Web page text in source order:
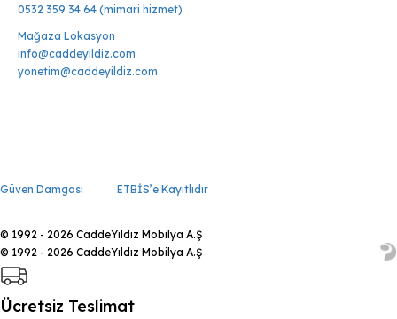
0532 359 34 64 (mimari hizmet)
Mağaza Lokasyon
info@caddeyildiz.com
yonetim@caddeyildiz.com
Güven Damgası ETBİS’e Kayıtlıdır
© 1992 - 2026 CaddeYıldız Mobilya A.Ş
© 1992 - 2026 CaddeYıldız Mobilya A.Ş
Ücretsiz Teslimat